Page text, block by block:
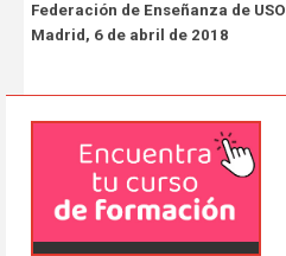
Federación de Enseñanza de USO
Madrid, 6 de abril de 2018